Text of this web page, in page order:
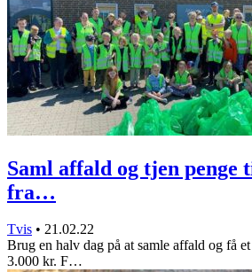
Saml affald og tjen penge
fra…
Tvis • 21.02.22
Brug en halv dag på at samle affald og få
3.000 kr. F…